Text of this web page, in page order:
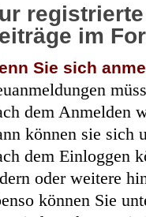
im
Sie sich
dem Anmelden
können sie sich
dem Einloggen
oder weitere
können Sie